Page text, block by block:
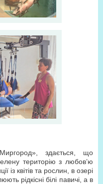
здається, що
територію з любов’ю
квітів та рослин, в озері
рідкісні білі павичі, а в